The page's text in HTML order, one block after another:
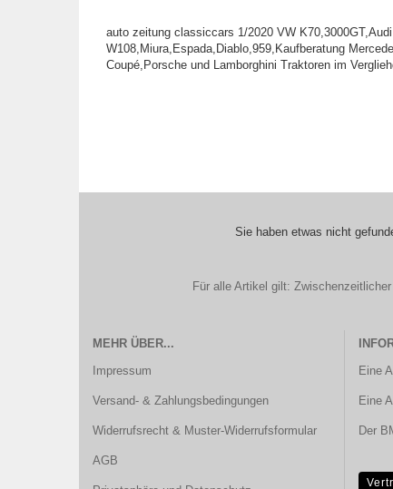
auto zeitung classiccars 1/2020 VW
W108,Miura,Espada,Diablo,959,Kaufberatung
Coupé,Porsche und Lamborghini Traktoren im
Sie haben etwas nicht
Für alle Artikel gilt:
MEHR ÜBER...
Impressum
Versand- & Zahlungsbedingungen
Widerrufsrecht & Muster-Widerrufsformular
AGB
Eine
Eine
Der